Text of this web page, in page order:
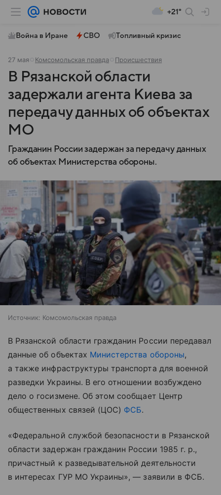
+21°
Война в Иране СВО Топливный кризис
27 мая Комсомольская правда Происшествия
В Рязанской области
задержали агента Киева за
передачу данных об объектах
МО
Гражданин России задержан за передачу данных
об объектах Министерства обороны.
Источник: Комсомольская правда
В Рязанской области гражданин России передавал
данные об объектах Министерства обороны,
а также инфраструктуры транспорта для военной
разведки Украины. В его отношении возбуждено
дело о госизмене. Об этом сообщает Центр
общественных связей (ЦОС) ФСБ.
«Федеральной службой безопасности в Рязанской
области задержан гражданин России 1985 г. р.,
причастный к разведывательной деятельности
в интересах ГУР МО Украины», — заявили в ФСБ.